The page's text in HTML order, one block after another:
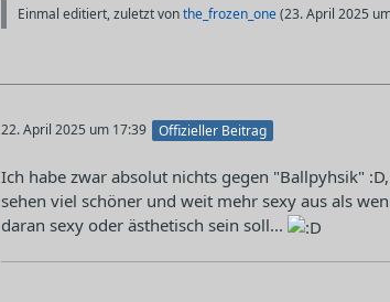
Einmal editiert, zuletzt vonthe_frozen_one(23. April 2025
22. April 2025 um 17:39 Offizieller Beitrag
Ich habe zwar absolut nichts gegen "Ballpyhsik"
sehen viel schöner und weit mehr sexy aus als
daran sexy oder ästhetisch sein soll...